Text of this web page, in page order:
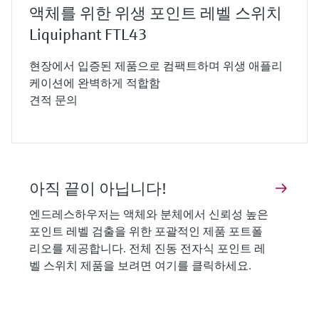
탱크 내에서 액체가 상승하여 튜닝 포크의 날
부분이 액체에 잠기면 튜닝 포크의 공진 주파
수가 변화합니다.
액체에 잠기면 공진 주파수는 감소하고, 이러
한 주파수 변화가 분석되어 스위칭 신호로 변
환됩니다. 분체 측정에서는 압전 스택 드라이
진동이 감쇠되고, 이는 진동 진폭으로 나타납
로 변환됩니다.
엔드레스하우저의 진동 전자식 측정 원리는
전도도, 유전율, 밀도 변화, 압력, 온도와 같은
유체 물성과 무관하게 신뢰성 높은 포인트 레
벨 검출을 제공합니다. 또한 난류, 거품 또는
액체를 위한 위생 포인트 레벨 스위치
Liquiphant FTL43
현장에서 입증된 제품으로 컴팩트하며 위생 애플리
케이션에 완벽하게 적합함
견적 문의
아직 끝이 아닙니다!
엔드레스하우저는 액체와 분체에서 신뢰성 높은
포인트 레벨 검출을 위한 포괄적인 제품 포트폴
리오를 제공합니다. 전체 진동 전자식 포인트 레
벨 스위치 제품을 보려면 여기를 클릭하세요.